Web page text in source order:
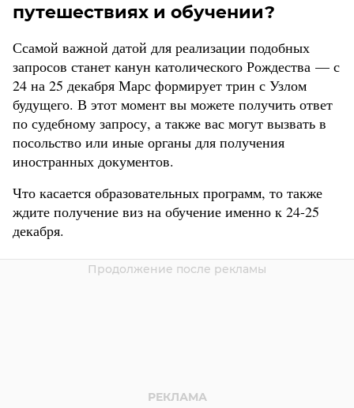
путешествиях и обучении?
Ссамой важной датой для реализации подобных
запросов станет канун католического Рождества — с
24 на 25 декабря Марс формирует трин с Узлом
будущего. В этот момент вы можете получить ответ
по судебному запросу, а также вас могут вызвать в
посольство или иные органы для получения
иностранных документов.
Что касается образовательных программ, то также
ждите получение виз на обучение именно к 24-25
декабря.